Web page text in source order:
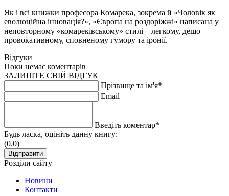
Як і всі книжки професора Комарека, зокрема й «Чоловік як
еволюційна інновація?», «Європа на роздоріжжі» написана у
неповторному «комареківському» стилі – легкому, дещо
провокативному, сповненому гумору та іронії.
Відгуки
Поки немає коментарів
ЗАЛИШТЕ СВІЙ ВІДГУК
Прізвище та ім'я*
Email
Введіть коментар*
Будь ласка, оцініть данну книгу:
(0.0)
Розділи сайту
Новини
Контакти